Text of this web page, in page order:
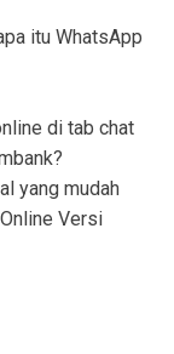
itu WhatsApp
di tab chat
yang mudah
Versi